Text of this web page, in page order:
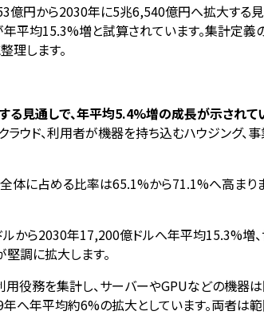
円から2030年に5兆6,540億円へ拡大する
均15.3%増と試算されています。集計定義
理します。
見通しで、年平均5.4%増の成長が示されて
ウド、利用者が機器を持ち込むハウジング、
に占める比率は65.1%から71.1%へ高まり
から2030年17,200億ドルへ年平均15.3%
調に拡大します。
役務を集計し、サーバーやGPUなどの機器
へ年平均約6%の拡大としています。両者は